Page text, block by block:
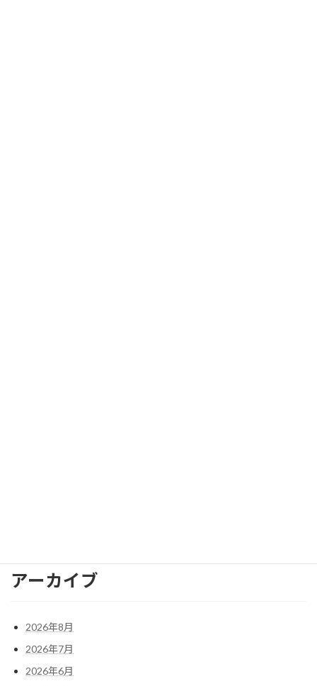
アーカイブ
2026年8月
2026年7月
2026年6月